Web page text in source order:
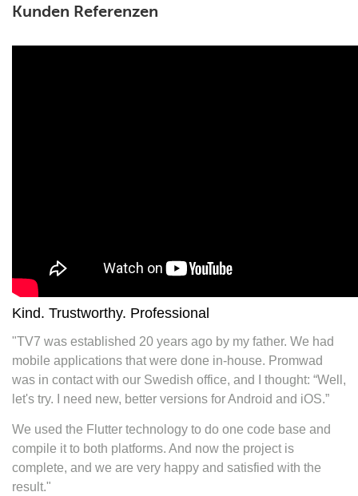
Kunden Referenzen
Kind. Trustworthy. Professional
"TV7 was established 20 years ago by my father. We had
mobile applications that were done in-house. Promwad
was in contact with our Swedish office, and I thought: “Well,
let's try. I need new, better versions for Android and iOS.”
We used the Flutter technology to do one code base and
compile it to both platforms. And now the project is
complete, and we are very happy and satisfied with the
result."